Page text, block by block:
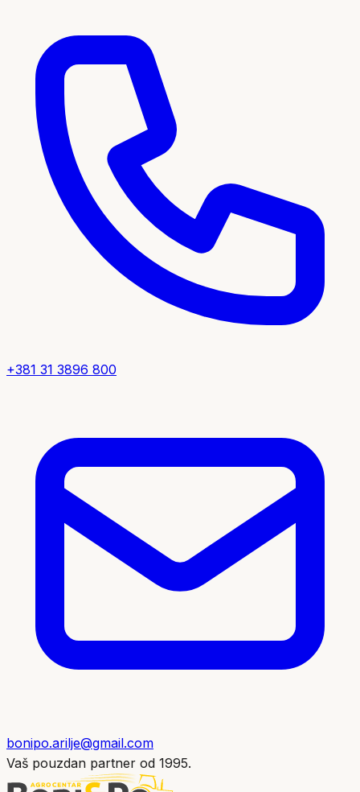
+381 31 3896 800
bonipo.arilje@gmail.com
Vaš pouzdan partner od 1995.